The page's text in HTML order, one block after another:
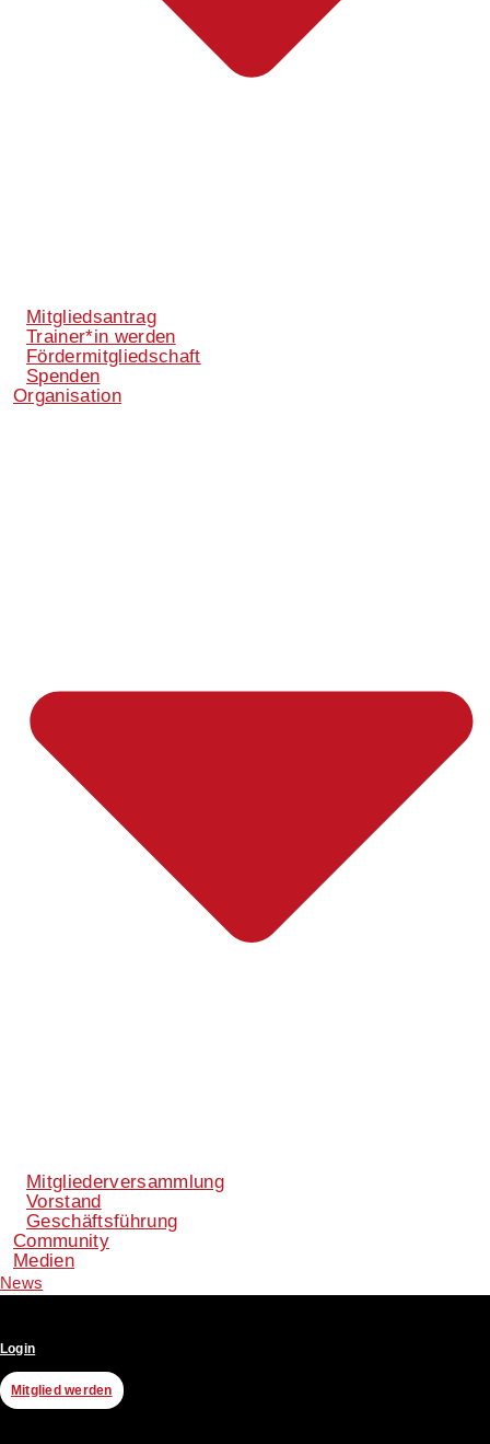
Mitgliedsantrag
Trainer*in werden
Fördermitgliedschaft
Spenden
Organisation
Mitgliederversammlung
Vorstand
Geschäftsführung
Community
Medien
News
Login
Mitglied werden